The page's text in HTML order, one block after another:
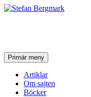
SökPrimär meny Hoppa
till
innehåll
Artiklar
Om sajten
Böcker